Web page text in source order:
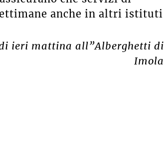
anche in altri istituti
ieri mattina all”Alberghetti di
Imola